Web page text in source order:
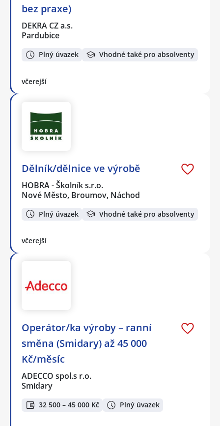
bez praxe)
DEKRA CZ a.s.
Pardubice
Plný úvazek Vhodné také pro absolventy
včerejší
Dělník/dělnice ve výrobě
HOBRA - Školník s.r.o.
Nové Město, Broumov, Náchod
Plný úvazek Vhodné také pro absolventy
včerejší
Operátor/ka výroby – ranní
směna (Smidary) až 45 000
Kč/měsíc
ADECCO spol.s r.o.
Smidary
32 500 – 45 000 Kč Plný úvazek